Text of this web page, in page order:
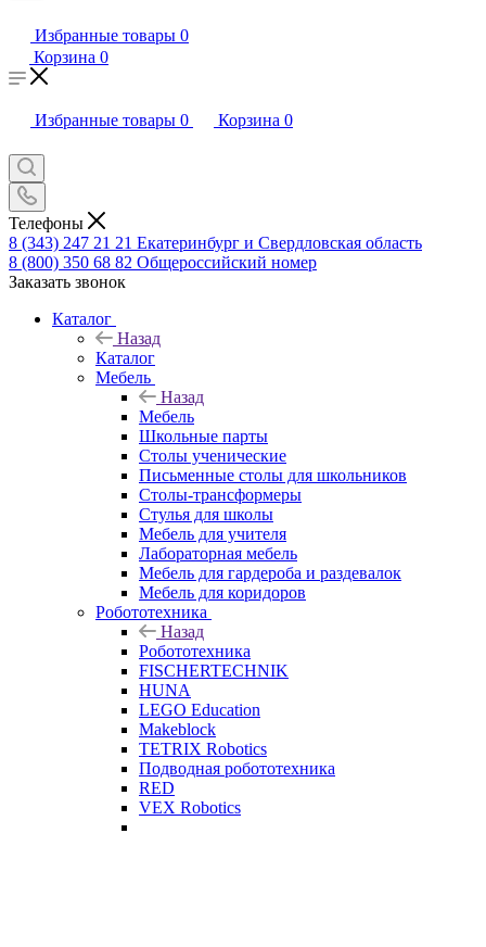
Избранные товары 0
Корзина 0
Избранные товары 0 Корзина 0
Телефоны
8 (343) 247 21 21 Екатеринбург и Свердловская область
8 (800) 350 68 82 Общероссийский номер
Заказать звонок
Каталог
Назад
Каталог
Мебель
Назад
Мебель
Школьные парты
Столы ученические
Письменные столы для школьников
Столы-трансформеры
Стулья для школы
Мебель для учителя
Лабораторная мебель
Мебель для гардероба и раздевалок
Мебель для коридоров
Робототехника
Назад
Робототехника
FISCHERTECHNIK
HUNA
LEGO Education
Makeblock
TETRIX Robotics
Подводная робототехника
RED
VEX Robotics